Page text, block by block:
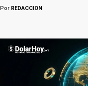
Por REDACCION